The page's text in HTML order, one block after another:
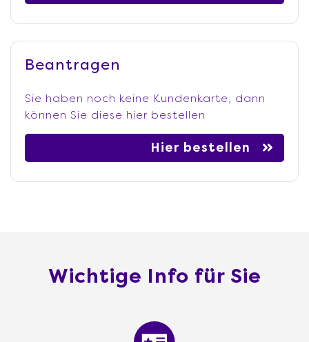
Beantragen
Sie haben noch keine Kundenkarte, dann
können Sie diese hier bestellen
Hier bestellen
Wichtige Info für Sie